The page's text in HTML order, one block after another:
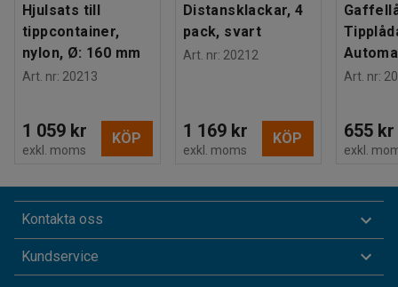
Hjulsats till
tippcontainer,
nylon, Ø: 160 mm
Art. nr: 20213
1 059 kr
exkl. moms
KÖP
Distansklackar, 4
pack, svart
Art. nr: 20212
1 169 kr
exkl. moms
KÖP
Art. nr:
655 kr
exkl.
Kontakta oss
Kundservice